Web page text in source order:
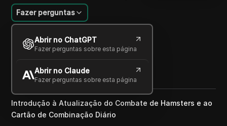
Fazer perguntas
Abrir no ChatGPT
Fazer perguntas sobre esta página
Abrir no Claude
Fazer perguntas sobre esta página
Emily Grace
07 dez 2024 2
min de leitura
Copy Link
Introdução à Atualização do Combate de Hamsters e ao
Cartão de Combinação Diário